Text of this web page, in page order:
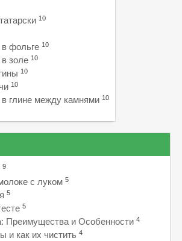
10
фольге 10
золе 10
10
10
глине между камнями 10
9
с луком 5
5
5
Преимущества и Особенности 4
и как их чистить 4